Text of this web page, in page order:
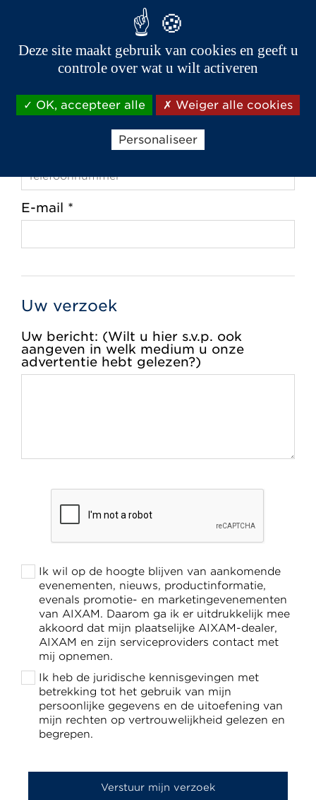
Plaats *
E-mail *
Uw verzoek
Uw bericht: (Wilt u hier s.v.p. ook
aangeven in welk medium u onze
advertentie hebt gelezen?)
Ik wil op de hoogte blijven van aankomende
evenementen, nieuws, productinformatie,
evenals promotie- en marketingevenementen
van AIXAM. Daarom ga ik er uitdrukkelijk mee
akkoord dat mijn plaatselijke AIXAM-dealer,
AIXAM en zijn serviceproviders contact met
mij opnemen.
Ik heb de juridische kennisgevingen met
betrekking tot het gebruik van mijn
persoonlijke gegevens en de uitoefening van
mijn rechten op vertrouwelijkheid gelezen en
begrepen.
Deze site maakt gebruik van cookies en geeft u
controle over wat u wilt activeren
OK, accepteer alle Weiger alle cookies
Personaliseer